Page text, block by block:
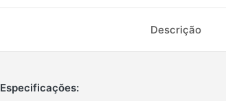
Descrição
Especificações: